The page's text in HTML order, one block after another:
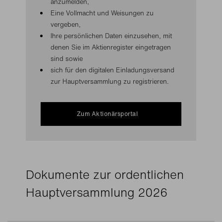
Eine Vollmacht und Weisungen zu
vergeben,
Ihre persönlichen Daten einzusehen, mit
denen Sie im Aktienregister eingetragen
sind sowie
sich für den digitalen Einladungsversand
zur Hauptversammlung zu registrieren.
Zum Aktionärsportal
Dokumente zur ordentlichen
Hauptversammlung 2026